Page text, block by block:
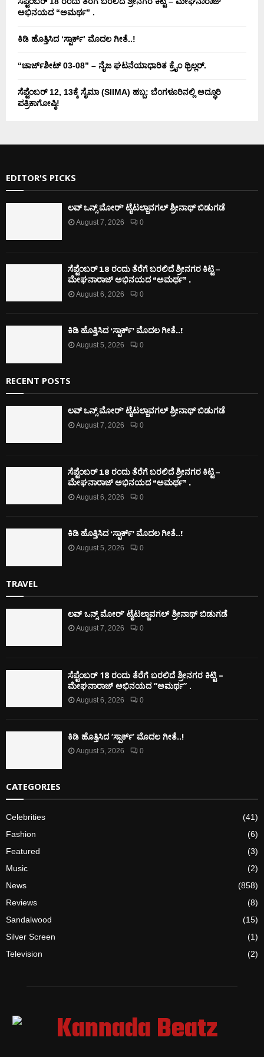
ಅಭಿನಯದ “ಅಮರ್ಥ” .
ಕಿಡಿ‌‌ ಹೊತ್ತಿಸಿದ ‘ಸ್ಪಾರ್ಕ್’ ಮೊದಲ‌ ಗೀತೆ..!
“ಚಾರ್ಜ್‌ಶೀಟ್ 03-08” – ನೈಜ ಘಟನೆಯಾಧಾರಿತ ಕ್ರೈಂ ಥ್ರಿಲ್ಲರ್.
ಸೆಪ್ಟೆಂಬರ್ 12, 13ಕ್ಕೆ ಸೈಮಾ (SIIMA) ಹಬ್ಬ: ಬೆಂಗಳೂರಿನಲ್ಲಿ ಅದ್ಧೂರಿ
ಪತ್ರಿಕಾಗೋಷ್ಠಿ!
EDITOR'S PICKS
ಲವ್ ಒನ್ಸ್ ಮೋರ್’ ಟೈಟಲ್ಜಾವಗಲ್ ಶ್ರೀನಾಥ್ ಬಿಡುಗಡೆ
August 7, 2026 0
ಸೆಪ್ಟೆಂಬರ್ 18 ರಂದು ತೆರೆಗೆ ಬರಲಿದೆ ಶ್ರೀನಗರ ಕಿಟ್ಟಿ –
ಮೇಘನಾರಾಜ್ ಅಭಿನಯದ “ಅಮರ್ಥ” .
August 6, 2026 0
ಕಿಡಿ‌‌ ಹೊತ್ತಿಸಿದ ‘ಸ್ಪಾರ್ಕ್’ ಮೊದಲ‌ ಗೀತೆ..!
August 5, 2026 0
RECENT POSTS
ಲವ್ ಒನ್ಸ್ ಮೋರ್’ ಟೈಟಲ್ಜಾವಗಲ್ ಶ್ರೀನಾಥ್ ಬಿಡುಗಡೆ
August 7, 2026 0
ಸೆಪ್ಟೆಂಬರ್ 18 ರಂದು ತೆರೆಗೆ ಬರಲಿದೆ ಶ್ರೀನಗರ ಕಿಟ್ಟಿ –
ಮೇಘನಾರಾಜ್ ಅಭಿನಯದ “ಅಮರ್ಥ” .
August 6, 2026 0
ಕಿಡಿ‌‌ ಹೊತ್ತಿಸಿದ ‘ಸ್ಪಾರ್ಕ್’ ಮೊದಲ‌ ಗೀತೆ..!
August 5, 2026 0
TRAVEL
ಲವ್ ಒನ್ಸ್ ಮೋರ್’ ಟೈಟಲ್ಜಾವಗಲ್ ಶ್ರೀನಾಥ್ ಬಿಡುಗಡೆ
August 7, 2026 0
ಸೆಪ್ಟೆಂಬರ್ 18 ರಂದು ತೆರೆಗೆ ಬರಲಿದೆ ಶ್ರೀನಗರ ಕಿಟ್ಟಿ –
ಮೇಘನಾರಾಜ್ ಅಭಿನಯದ “ಅಮರ್ಥ” .
August 6, 2026 0
ಕಿಡಿ‌‌ ಹೊತ್ತಿಸಿದ ‘ಸ್ಪಾರ್ಕ್’ ಮೊದಲ‌ ಗೀತೆ..!
August 5, 2026 0
CATEGORIES
Celebrities
(41)
Fashion
(6)
Featured
(3)
Music
(2)
News
(858)
Reviews
(8)
Sandalwood
(15)
Silver Screen
(1)
Television
(2)